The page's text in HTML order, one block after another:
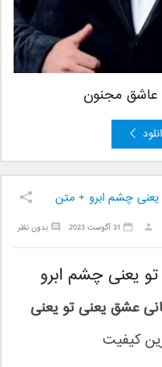
عاشق مجنون
یعنی چشم ابرو + متن
بدون نظر 31 آگوست 2023
یعنی چشم ابرو
عشق یعنی تو یعنی
کیفیت